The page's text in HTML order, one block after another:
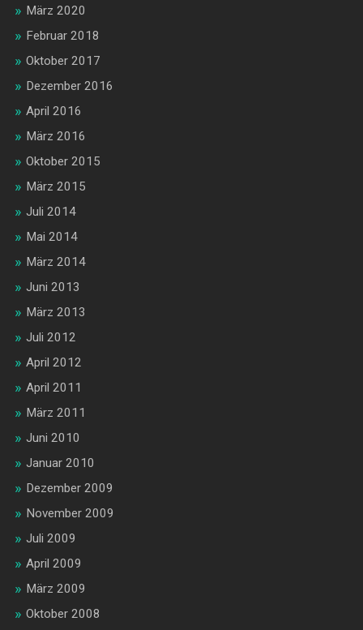
März 2020
Februar 2018
Oktober 2017
Dezember 2016
April 2016
März 2016
Oktober 2015
März 2015
Juli 2014
Mai 2014
März 2014
Juni 2013
März 2013
Juli 2012
April 2012
April 2011
März 2011
Juni 2010
Januar 2010
Dezember 2009
November 2009
Juli 2009
April 2009
März 2009
Oktober 2008